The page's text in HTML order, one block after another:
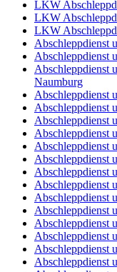
LKW
LKW
LKW
Abschleppdienst
Abschleppdienst
Abschleppdienst
Naumburg
Abschleppdienst
Abschleppdienst
Abschleppdienst
Abschleppdienst
Abschleppdienst
Abschleppdienst
Abschleppdienst
Abschleppdienst
Abschleppdienst
Abschleppdienst
Abschleppdienst
Abschleppdienst
Abschleppdienst
Abschleppdienst